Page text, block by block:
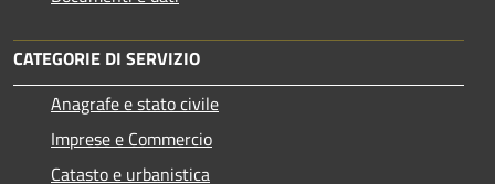
CATEGORIE DI SERVIZIO
Anagrafe e stato civile
Imprese e Commercio
Catasto e urbanistica